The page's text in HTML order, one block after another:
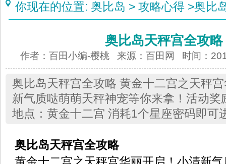
你现在的位置: 奥比岛 > 攻略心得 >奥比
奥比岛天秤宫全攻略
作者：百田小编-樱桃 来源：百田网 时间：
奥比岛天秤宫全攻略 黄金十二宫之天秤
新气质哒萌萌天秤神宠等你来拿！活动奖
地点：黄金十二宫 消耗1个星座密码即可
奥比岛天秤宫全攻略